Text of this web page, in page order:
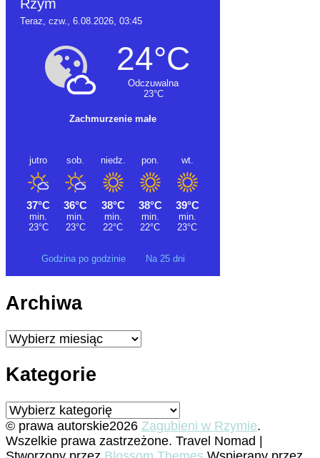
Godzina po godzinie Na 25 dni
Archiwa
Archiwa
Kategorie
Kategorie
© prawa autorskie2026 Zagubieni w Rzymie.
Wszelkie prawa zastrzeżone. Travel Nomad |